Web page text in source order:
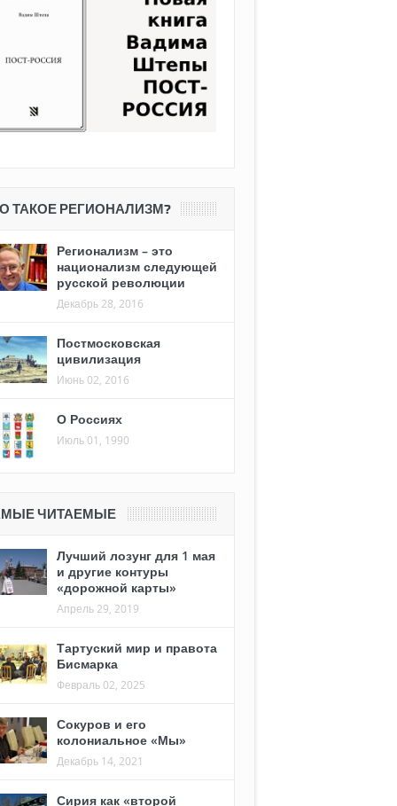
ТАКОЕ РЕГИОНАЛИЗМ?
Регионализм – это
национализм следующей
русской революции
Декабрь 28, 2016
Постмосковская
цивилизация
Июнь 02, 2016
О Россиях
Июль 01, 1990
ЧИТАЕМЫЕ
Лучший лозунг для 1 мая
и другие контуры
«дорожной карты»
Апрель 29, 2019
Тартуский мир и правота
Бисмарка
Февраль 02, 2025
Сокуров и его
колониальное «Мы»
Декабрь 14, 2021
Сирия как «второй